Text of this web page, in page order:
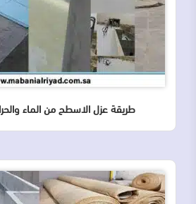
طريقة عزل الاسطح من الماء